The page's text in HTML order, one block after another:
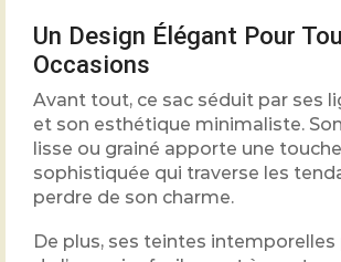
Un Design Élégant Pour
Occasions
Avant tout, ce sac séduit par ses
et son esthétique minimaliste.
lisse ou grainé apporte une touche
sophistiquée qui traverse les
perdre de son charme.
De plus, ses teintes